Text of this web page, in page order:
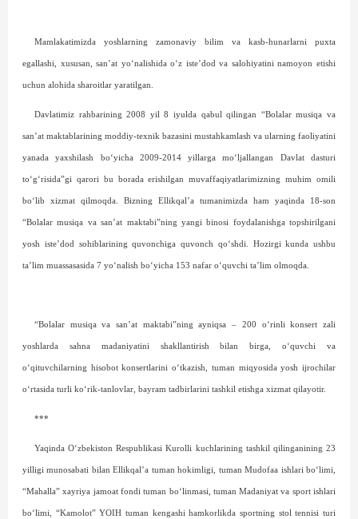
Mamlakatimizda yoshlarning zamonaviy bilim va kasb-hunarlarni puxta
egallashi, xususan, san’at yo‘nalishida o‘z iste’dod va salohiyatini namoyon etishi
uchun alohida sharoitlar yaratilgan.
Davlatimiz rahbarining 2008 yil 8 iyulda qabul qilingan “Bolalar musiqa va
san’at maktablarining moddiy-texnik bazasini mustahkamlash va ularning faoliyatini
yanada yaxshilash bo‘yicha 2009-2014 yillarga mo‘ljallangan Davlat dasturi
to‘g‘risida”gi qarori bu borada erishilgan muvaffaqiyatlarimizning muhim omili
bo‘lib xizmat qilmoqda. Bizning Ellikqal’a tumanimizda ham yaqinda 18-son
“Bolalar musiqa va san’at maktabi”ning yangi binosi foydalanishga topshirilgani
yosh iste’dod sohiblarining quvonchiga quvonch qo‘shdi. Hozirgi kunda ushbu
ta’lim muassasasida 7 yo‘nalish bo‘yicha 153 nafar o‘quvchi ta’lim olmoqda.
“Bolalar musiqa va san’at maktabi”ning ayniqsa – 200 o‘rinli konsert zali
yoshlarda sahna madaniyatini shakllantirish bilan birga, o‘quvchi va
o‘qituvchilarning hisobot konsertlarini o‘tkazish, tuman miqyosida yosh ijrochilar
o‘rtasida turli ko‘rik-tanlovlar, bayram tadbirlarini tashkil etishga xizmat qilayotir.
***
Yaqinda O‘zbekiston Respublikasi Kurolli kuchlarining tashkil qilinganining 23
yilligi munosabati bilan Ellikqal’a tuman hokimligi, tuman Mudofaa ishlari bo‘limi,
“Mahalla” xayriya jamoat fondi tuman bo‘linmasi, tuman Madaniyat va sport ishlari
bo‘limi, “Kamolot” YOIH tuman kengashi hamkorlikda sportning stol tennisi turi